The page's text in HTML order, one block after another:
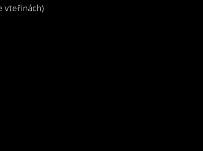
vteřinách)